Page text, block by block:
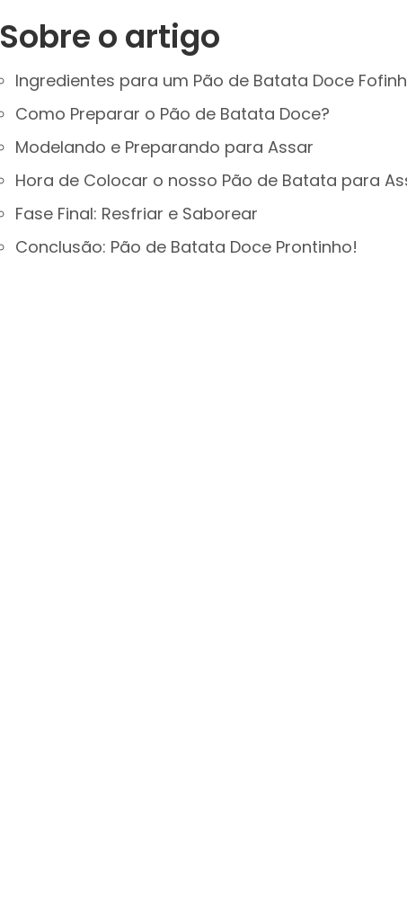
Sobre o artigo
Ingredientes para um Pão de Batata Doce
Como Preparar o Pão de Batata Doce?
Modelando e Preparando para Assar
Hora de Colocar o nosso Pão de Batata para
Fase Final: Resfriar e Saborear
Conclusão: Pão de Batata Doce Prontinho!